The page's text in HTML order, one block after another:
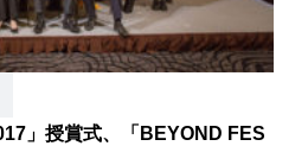
」授賞式、「BEYOND FES